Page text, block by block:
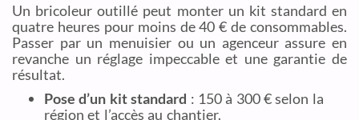
Un bricoleur outillé peut monter un kit standard en
quatre heures pour moins de 40 € de consommables.
Passer par un menuisier ou un agenceur assure en
revanche un réglage impeccable et une garantie de
résultat.
Pose d’un kit standard : 150 à 300 € selon la
région et l’accès au chantier.